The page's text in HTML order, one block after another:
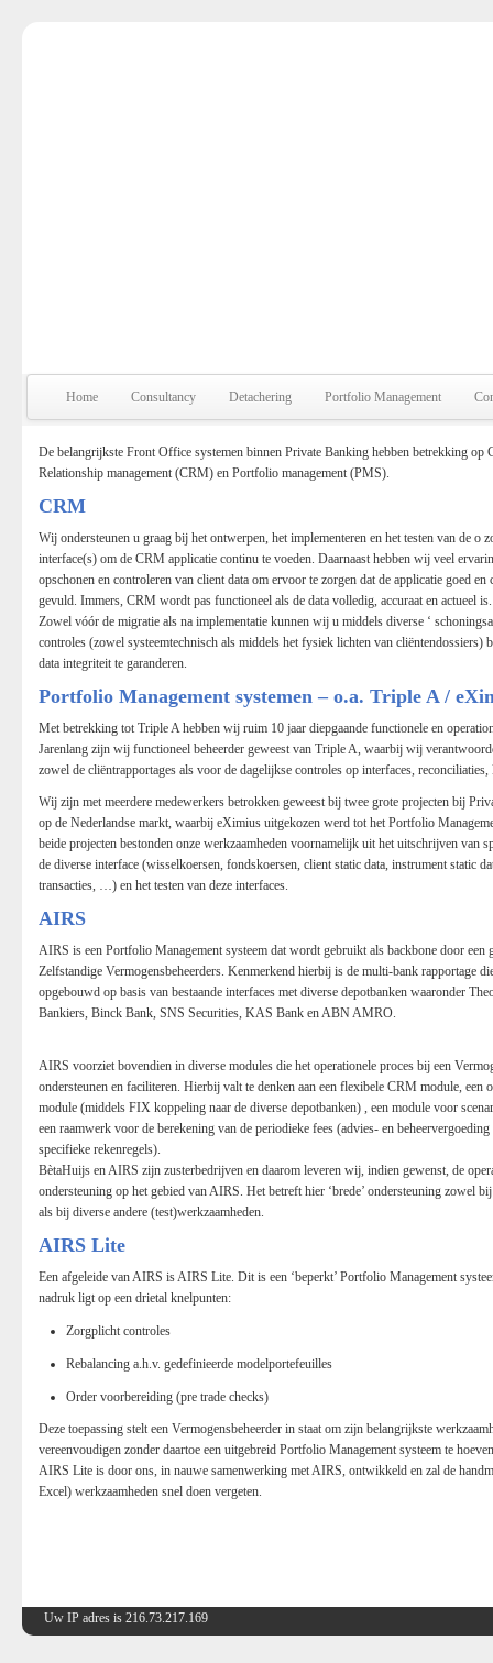
Home Consultancy Detachering Portfolio Management
De belangrijkste Front Office systemen binnen Private Banking hebben betrekking op
Relationship management (CRM) en Portfolio management (PMS).
CRM
Wij ondersteunen u graag bij het ontwerpen, het implementeren en het testen van de o
interface(s) om de CRM applicatie continu te voeden. Daarnaast hebben wij veel
opschonen en controleren van client data om ervoor te zorgen dat de applicatie goed en
gevuld. Immers, CRM wordt pas functioneel als de data volledig, accuraat en actueel is.
Zowel vóór de migratie als na implementatie kunnen wij u middels diverse ‘
controles (zowel systeemtechnisch als middels het fysiek lichten van cliëntendossiers)
data integriteit te garanderen.
Portfolio Management systemen – o.a. Triple A /
Met betrekking tot Triple A hebben wij ruim 10 jaar diepgaande functionele en
Jarenlang zijn wij functioneel beheerder geweest van Triple A, waarbij wij
zowel de cliëntrapportages als voor de dagelijkse controles op interfaces, reconciliaties,
Wij zijn met meerdere medewerkers betrokken geweest bij twee grote projecten bij
op de Nederlandse markt, waarbij eXimius uitgekozen werd tot het Portfolio
beide projecten bestonden onze werkzaamheden voornamelijk uit het uitschrijven van
de diverse interface (wisselkoersen, fondskoersen, client static data, instrument static
transacties, …) en het testen van deze interfaces.
AIRS
AIRS is een Portfolio Management systeem dat wordt gebruikt als backbone door een
Zelfstandige Vermogensbeheerders. Kenmerkend hierbij is de multi-bank rapportage
opgebouwd op basis van bestaande interfaces met diverse depotbanken waaronder
Bankiers, Binck Bank, SNS Securities, KAS Bank en ABN AMRO.
AIRS voorziet bovendien in diverse modules die het operationele proces bij een
ondersteunen en faciliteren. Hierbij valt te denken aan een flexibele CRM module, een
module (middels FIX koppeling naar de diverse depotbanken) , een module voor
een raamwerk voor de berekening van de periodieke fees (advies- en
specifieke rekenregels).
BètaHuijs en AIRS zijn zusterbedrijven en daarom leveren wij, indien gewenst, de
ondersteuning op het gebied van AIRS. Het betreft hier ‘brede’ ondersteuning zowel
als bij diverse andere (test)werkzaamheden.
AIRS Lite
Een afgeleide van AIRS is AIRS Lite. Dit is een ‘beperkt’ Portfolio Management
nadruk ligt op een drietal knelpunten:
Zorgplicht controles
Rebalancing a.h.v. gedefinieerde modelportefeuilles
Order voorbereiding (pre trade checks)
Deze toepassing stelt een Vermogensbeheerder in staat om zijn belangrijkste
vereenvoudigen zonder daartoe een uitgebreid Portfolio Management systeem te
AIRS Lite is door ons, in nauwe samenwerking met AIRS, ontwikkeld en zal de
Excel) werkzaamheden snel doen vergeten.
Uw IP adres is 216.73.217.169